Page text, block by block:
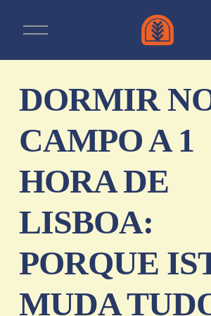
A
b
i
e
n
DORMIR
CAMPO A 1
HORA DE
LISBOA:
PORQUE
MUDA